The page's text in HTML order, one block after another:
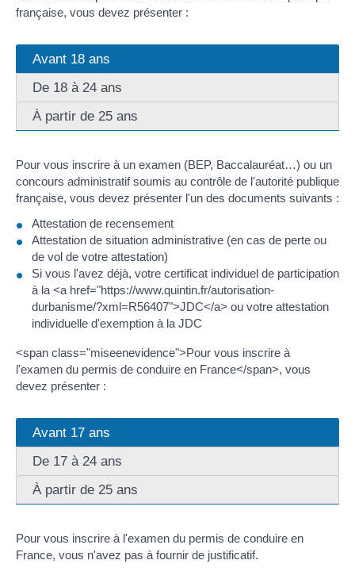
française, vous devez présenter :
Avant 18 ans
De 18 à 24 ans
À partir de 25 ans
Pour vous inscrire à un examen (BEP, Baccalauréat…) ou un
concours administratif soumis au contrôle de l'autorité publique
française, vous devez présenter l'un des documents suivants :
Attestation de recensement
Attestation de situation administrative (en cas de perte ou
de vol de votre attestation)
Si vous l'avez déjà, votre certificat individuel de participation
à la <a href="https://www.quintin.fr/autorisation-
durbanisme/?xml=R56407">JDC</a> ou votre attestation
individuelle d'exemption à la JDC
<span class="miseenevidence">Pour vous inscrire à
l'examen du permis de conduire en France</span>, vous
devez présenter :
Avant 17 ans
De 17 à 24 ans
À partir de 25 ans
Pour vous inscrire à l'examen du permis de conduire en
France, vous n'avez pas à fournir de justificatif.